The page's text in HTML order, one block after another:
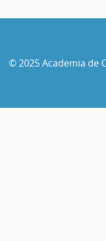
© 2025 Academia de